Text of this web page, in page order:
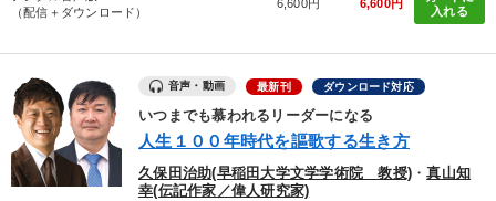
（配信＋ダウンロード）
6,600円 6,600円
入れる
音声・動画 最新刊 ダウンロード対応
いつまでも慕われるリーダーになる
人生１００年時代を謳歌する生き方
久保田治助(早稲田大学文学学術院 教授) ・真山知
幸(伝記作家／偉人研究家)